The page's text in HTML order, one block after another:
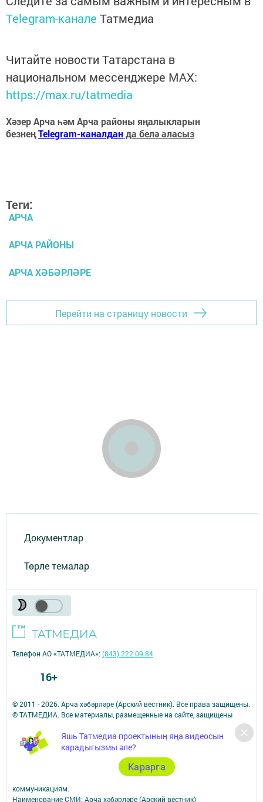
Telegram-канале Татмедиа
Читайте новости Татарстана в
национальном мессенджере MАХ:
https://max.ru/tatmedia
Хәзер Арча һәм Арча районы яңалыкларын
безнеңTelegram-каналданда белә аласыз
Теги:
АРЧА
АРЧА РАЙОНЫ
АРЧА ХӘБӘРЛӘРЕ
Перейти на страницу новости
Документлар
Төрле темалар
Яшь Татмедиа проектының яңа видеосын
карадыгызмы әле?
Карарга
© 2011 - 2026. Арча хәбәрләре (Арский вестник). Все права защищены.
© ТАТМЕДИА. Все материалы, размещенные на сайте, защищены
Перепечатка, воспроизведение и распространение в любом объеме
информации,
размещенной на сайте, возможна только с письменного согласия
При поддержке Республиканского агентства по печати и массовым
коммуникациям.
Наименование СМИ: Арча хәбәрләре (Арский вестник)
Телефон АО «ТАТМЕДИА»:(843) 222 09 84
16+